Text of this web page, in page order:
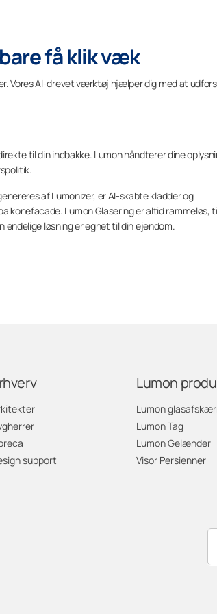
få klik væk
Vores AI-drevet værktøj hjælper dig med at
til din indbakke. Lumon håndterer dine
af Lumonizer, er AI-skabte kladder og
Lumon Glasering er altid rammeløs,
endelige løsning er egnet til din ejendom.
support
Lumon
Lumon
Lumon Tag
Lumon Gelænder
Visor Persienner